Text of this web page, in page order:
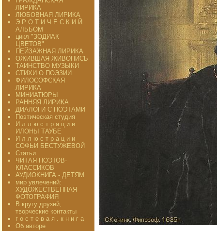
ЛИРИКА
ЛЮБОВНАЯ ЛИРИКА
Э Р О Т И Ч Е С К И Й
АЛЬБОМ
цикл "ЗОДИАК
ЦВЕТОВ"
ПЕЙЗАЖНАЯ ЛИРИКА
ОЖИВШАЯ ЖИВОПИСЬ
ТАИНСТВО МУЗЫКИ
СТИХИ О ПОЭЗИИ
ФИЛОСОФСКАЯ
ЛИРИКА
МИНИАТЮРЫ
РАННЯЯ ЛИРИКА
ДИАЛОГИ С ПОЭТАМИ
Поэтическая студия
И л л ю с т р а ц и и
ИЛОНЫ ТАУБЕ
И л л ю с т р а ц и и
СОФЬИ БЕСТУЖЕВОЙ
Статьи
ЧИТАЯ ПОЭТОВ-
КЛАССИКОВ
АУДИОКНИГА - ДЕТЯМ
мир увлечений:
ХУДОЖЕСТВЕННАЯ
ФОТОГРАФИЯ
В кругу друзей,
творческие контакты
г о с т е в а я . к н и г а
Об авторе